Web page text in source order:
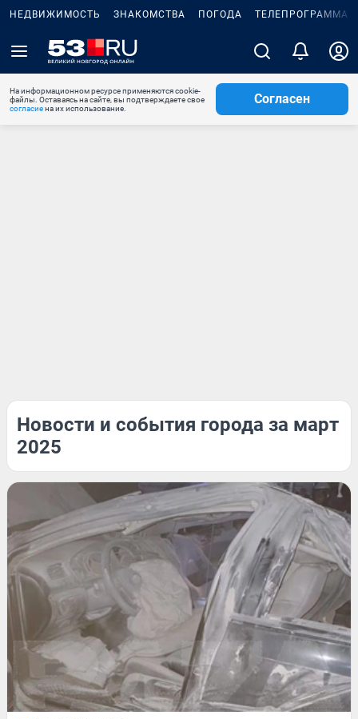
НЕДВИЖИМОСТЬ ЗНАКОМСТВА ПОГОДА ТЕЛЕПРОГРАММА
На информационном ресурсе применяются cookie-
файлы. Оставаясь на сайте, вы подтверждаете свое
согласиена их использование.
Согласен
Новости и события города за март
2025